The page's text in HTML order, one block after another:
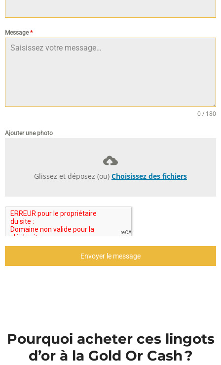
Message*
0 / 180
Ajouter une photo
Glissez et déposez (ou) Choisissez des fichiers
Envoyer le message
Pourquoi acheter ces lingots
d’or à la Gold Or Cash ?